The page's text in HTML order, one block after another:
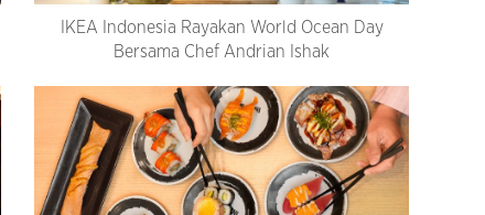
IKEA Indonesia Rayakan World Ocean Day
Bersama Chef Andrian Ishak